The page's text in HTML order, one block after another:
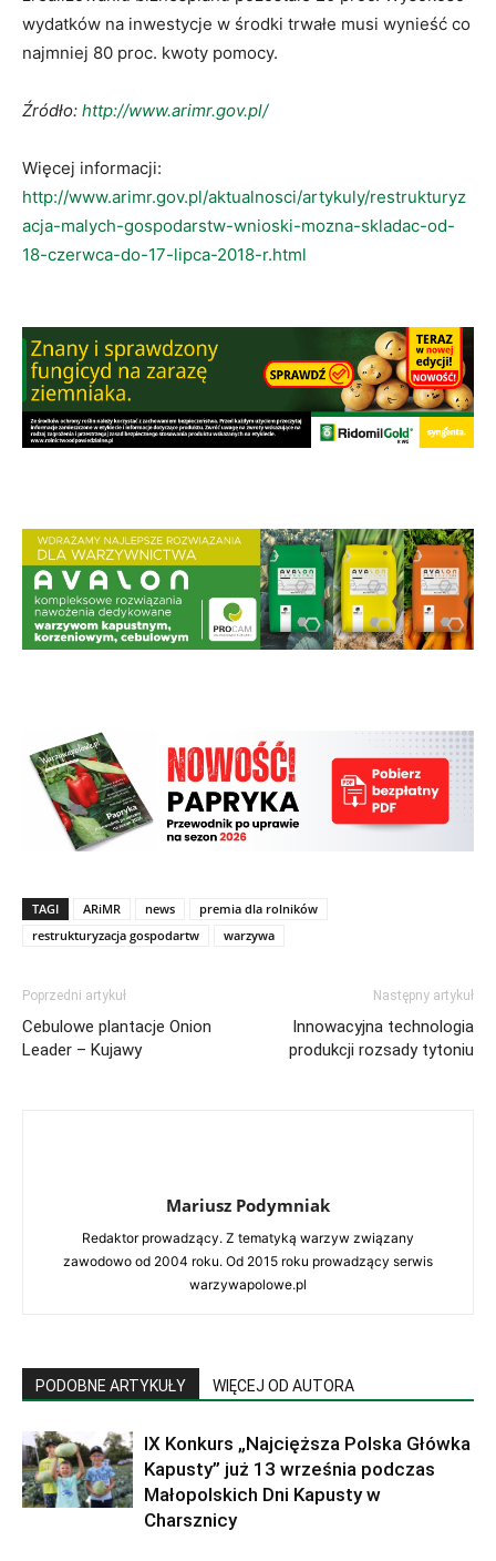
wydatków na inwestycje w środki trwałe musi wynieść co
najmniej 80 proc. kwoty pomocy.
Źródło: http://www.arimr.gov.pl/
Więcej informacji:
http://www.arimr.gov.pl/aktualnosci/artykuly/restrukturyz
acja-malych-gospodarstw-wnioski-mozna-skladac-od-
18-czerwca-do-17-lipca-2018-r.html
TAGI ARiMR news
premia dla rolników
restrukturyzacja gospodartw
warzywa
Poprzedni artykuł
Cebulowe plantacje Onion
Leader – Kujawy
Następny artykuł
Innowacyjna technologia
produkcji rozsady tytoniu
Mariusz Podymniak
Redaktor prowadzący. Z tematyką warzyw związany
zawodowo od 2004 roku. Od 2015 roku prowadzący serwis
warzywapolowe.pl
PODOBNE ARTYKUŁY WIĘCEJ OD AUTORA
IX Konkurs „Najcięższa Polska Główka
Kapusty” już 13 września podczas
Małopolskich Dni Kapusty w
Charsznicy